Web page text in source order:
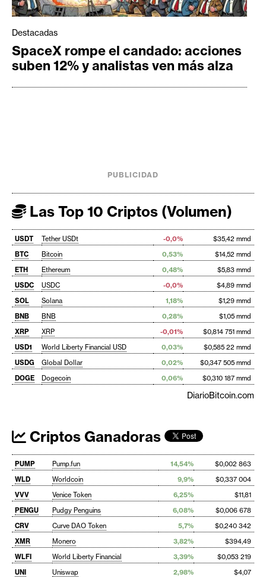
Destacadas
SpaceX rompe el candado: acciones
suben 12% y analistas ven más alza
PUBLICIDAD
Las Top 10 Criptos (Volumen)
USDT Tether USDt -0,0%
$35,42 mmd
BTC
Bitcoin 0,53%
$14,52 mmd
ETH
Ethereum 0,48%
$5,83 mmd
USDC
USDC -0,0%
$4,89 mmd
SOL
Solana 1,18%
$1,29 mmd
BNB
BNB 0,28%
$1,05 mmd
XRP
XRP -0,01%
$0,814 751 mmd
USD1
World Liberty Financial USD 0,03%
$0,585 22 mmd
USDG
Global Dollar 0,02%
$0,347 505 mmd
DOGE
Dogecoin 0,06% $0,310 187 mmd
DiarioBitcoin.com
Criptos Ganadoras
PUMP Pump.fun 14,54%
$0,002 863
WLD
Worldcoin 9,9%
$0,337 004
VVV
Venice Token 6,25%
$11,81
PENGU
Pudgy Penguins 6,08%
$0,006 678
CRV
Curve DAO Token 5,7%
$0,240 342
XMR
Monero 3,82%
$394,49
WLFI
World Liberty Financial 3,39%
$0,053 219
UNI
Uniswap 2,98% $4,07